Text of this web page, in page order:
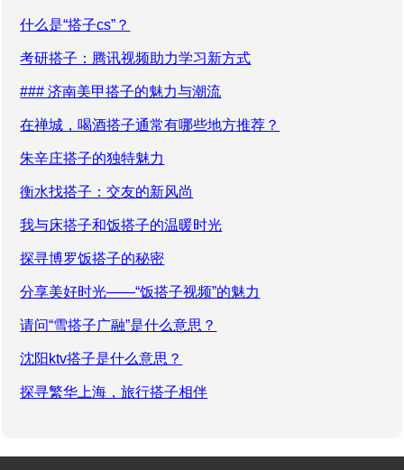
什么是“搭子cs”？
考研搭子：腾讯视频助力学习新方式
### 济南美甲搭子的魅力与潮流
在禅城，喝酒搭子通常有哪些地方推荐？
朱辛庄搭子的独特魅力
衡水找搭子：交友的新风尚
我与床搭子和饭搭子的温暖时光
探寻博罗饭搭子的秘密
分享美好时光——“饭搭子视频”的魅力
请问“雪搭子广融”是什么意思？
沈阳ktv搭子是什么意思？
探寻繁华上海，旅行搭子相伴